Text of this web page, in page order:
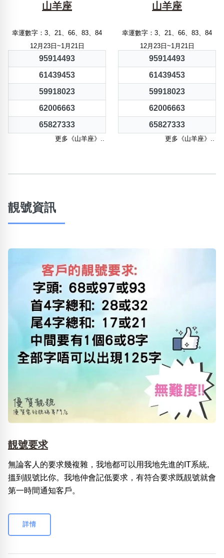
山羊座
幸運數字：3、21、66、83、84
12月23日~1月21日
95914493
61439453
59918023
62006663
65827333
更多《山羊座》..
山羊座
幸運數字：3、21、66、83、84
12月23日~1月21日
95914493
61439453
59918023
62006663
65827333
更多《山羊座》..
靚號資訊
靚號要求
無論客人的要求幾複雜，我地都可以用我地先進的IT系統,
搵到靚號比你。我地仲會記低要求，有符合要求既靚號就會
第一時間通知客戶。
詳情